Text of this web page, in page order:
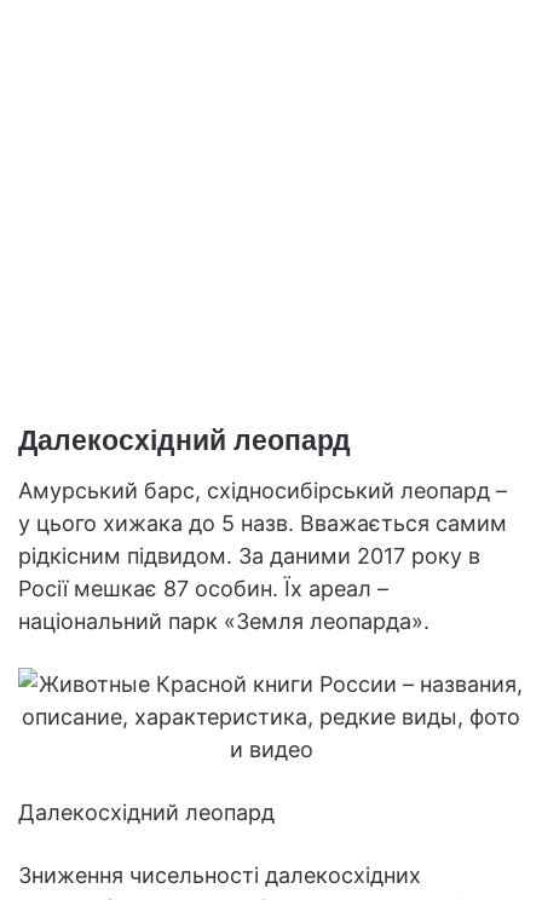
Далекосхідний леопард
Амурський барс, східносибірський леопард –
у цього хижака до 5 назв. Вважається самим
рідкісним підвидом. За даними 2017 року в
Росії мешкає 87 особин. Їх ареал –
національний парк «Земля леопарда».
Далекосхідний леопард
Зниження чисельності далекосхідних